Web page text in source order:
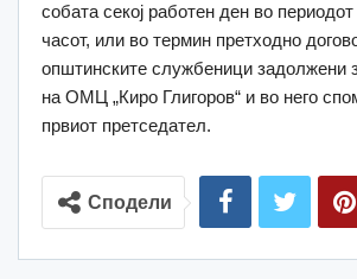
собата секој работен ден во
часот, или во термин претходно
општинските службеници задолжени
на ОМЦ „Киро Глигоров“ и во него
првиот претседател.
Сподели